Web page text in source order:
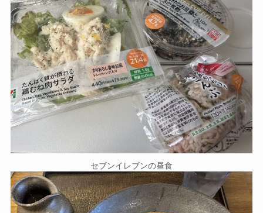
セブンイレブンの昼食